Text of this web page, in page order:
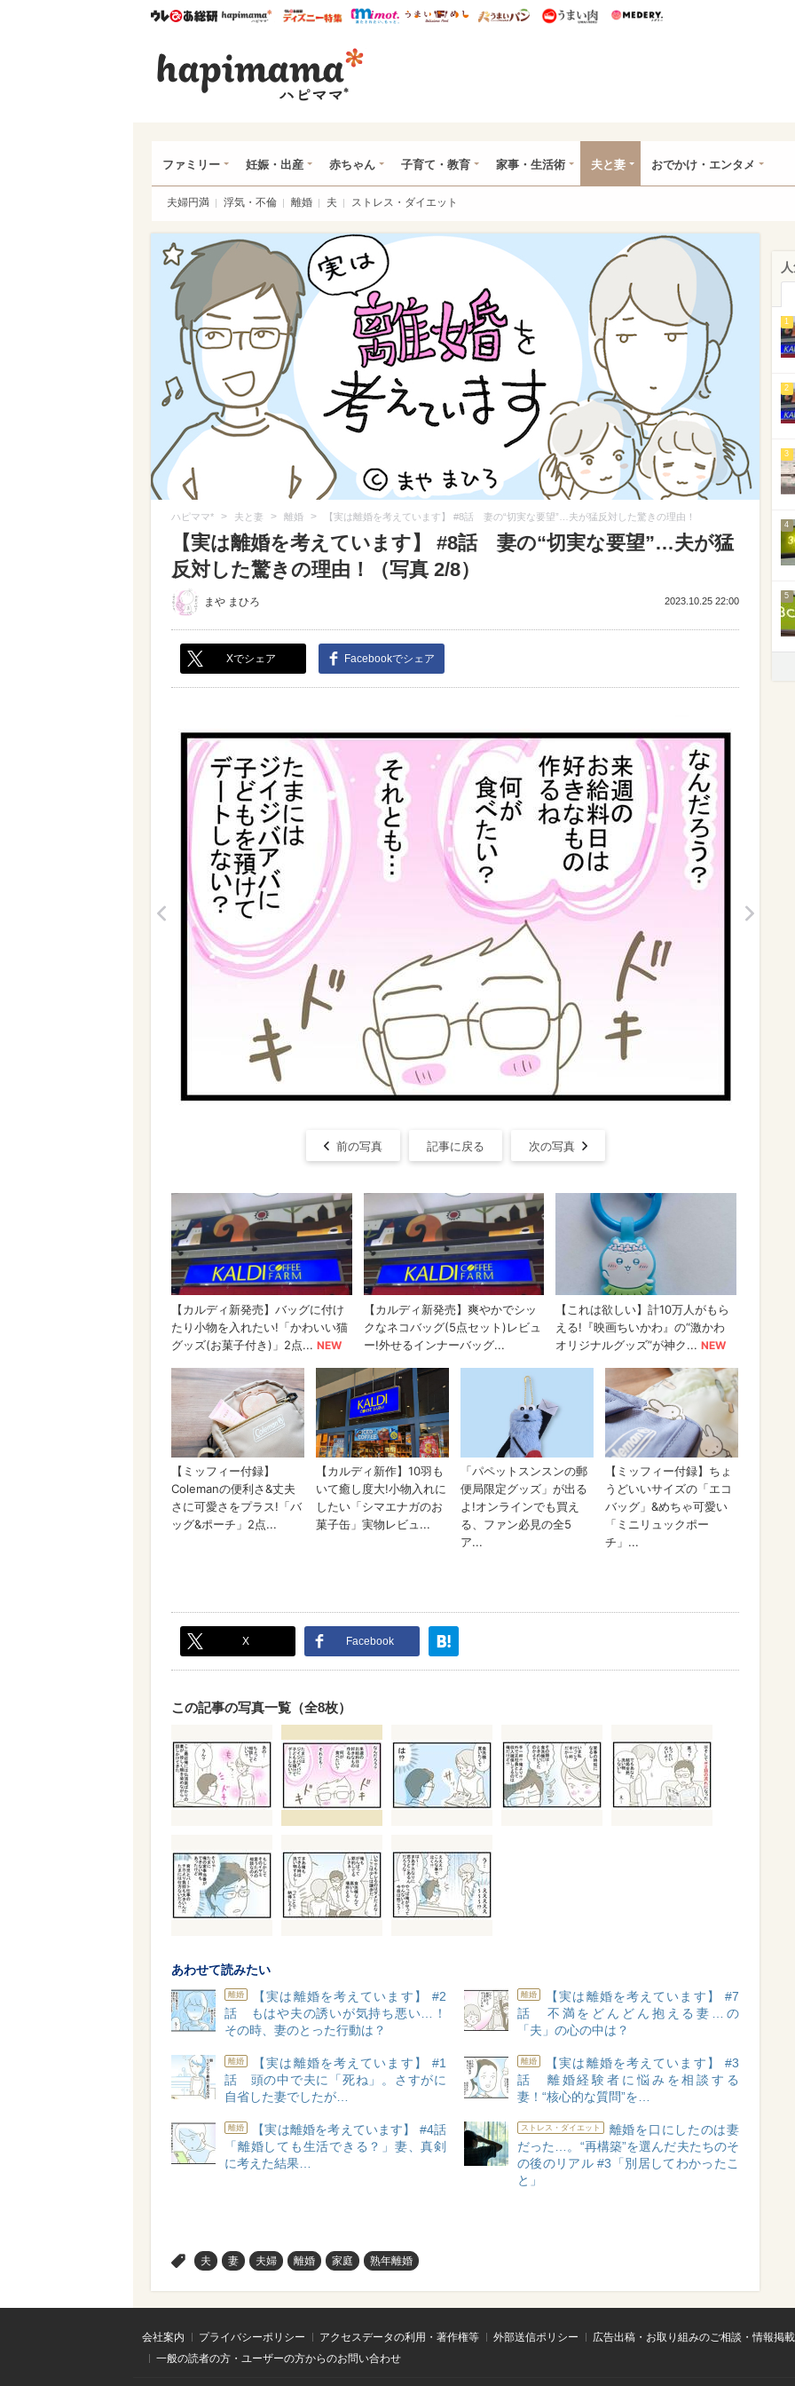
ウレぴあ総研ハピママ* ウレぴあ総研 ディズニー特集
mimot. うまいめし うまいパン うまい肉
ファミリー 妊娠・出産 赤ちゃん 子育て・教育 家事・生活術 夫と妻 おでかけ・エンタメ
夫婦円満 浮気・不倫 離婚 夫 ストレス・ダイエット
ハピママ* > 夫と妻 > 離婚 > 【実は離婚を考えています】 #8話 妻の“切実な要望”…夫が猛反対した驚きの理由！
【実は離婚を考えています】 #8話 妻の“切実な要望”…夫が猛
反対した驚きの理由！（写真 2/8）
まや まひろ 2023.10.25 22:00
Xでシェア Facebookでシェア
前の写真 記事に戻る 次の写真
X Facebook
この記事の写真一覧（全8枚）
あわせて読みたい
離婚
【実は離婚を考えています】 #2
話 もはや夫の誘いが気持ち悪い…！
その時、妻のとった行動は？
離婚
【実は離婚を考えています】 #7
話 不満をどんどん抱える妻…の
「夫」の心の中は？
離婚
【実は離婚を考えています】 #1
話 頭の中で夫に「死ね」。さすがに
自省した妻でしたが…
離婚
【実は離婚を考えています】 #3
話 離婚経験者に悩みを相談する
妻！“核心的な質問”を…
離婚
【実は離婚を考えています】 #4話
「離婚しても生活できる？」妻、真剣
に考えた結果…
ストレス・ダイエット
離婚を口にしたのは妻
だった…。“再構築”を選んだ夫たちのそ
の後のリアル #3「別居してわかったこ
と」
夫 妻 夫婦 離婚 家庭 熟年離婚
1
2
3
4
5
会社案内 プライバシーポリシー アクセスデータの利用・著作権等 外部送信ポリシー
広告出稿・お取り組みのご相談・情報掲
一般の読者の方・ユーザーの方からのお問い合わせ